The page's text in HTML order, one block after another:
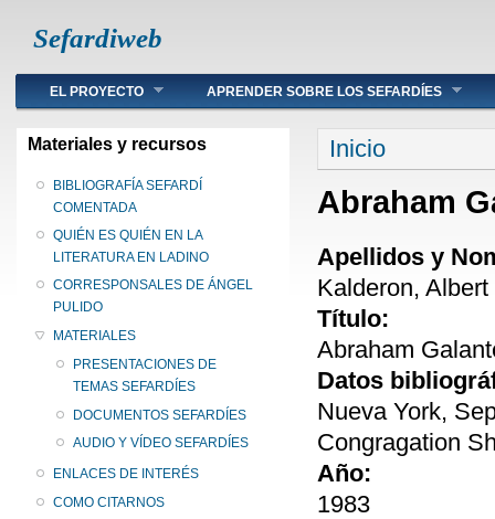
Sefardiweb
Main menu
EL PROYECTO APRENDER SOBRE LOS SEFARDÍES
Materiales y recursos
BIBLIOGRAFÍA SEFARDÍ
COMENTADA
QUIÉN ES QUIÉN EN LA
LITERATURA EN LADINO
CORRESPONSALES DE ÁNGEL
PULIDO
MATERIALES
PRESENTACIONES DE
TEMAS SEFARDÍES
DOCUMENTOS SEFARDÍES
AUDIO Y VÍDEO SEFARDÍES
ENLACES DE INTERÉS
COMO CITARNOS
Se encuentra
Inicio
Abraham
Apellidos y
Kalderon, Albert
Título:
Abraham
Datos
Nueva York,
Congragation
Año:
1983